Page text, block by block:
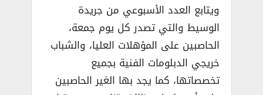
ويتابع العدد الأسبوعي من جريدة
الوسيط والتي تصدر كل يوم جمعة،
الحاصبين على المؤهلات العليا، والشباب
خريجي الدبلومات الفنية بجميع
تخصصاتها، كما يجد بها الغير الحاصبين